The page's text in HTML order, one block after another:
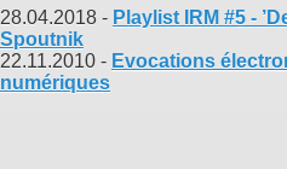
28.04.2018 - Playlist IRM #5 -
Spoutnik
22.11.2010 - Evocations
numériques